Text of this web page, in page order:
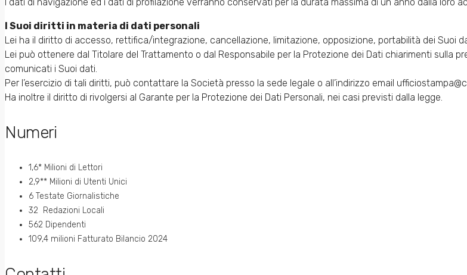
I Suoi diritti in materia di dati personali
Lei ha il diritto di accesso, rettifica/integrazione, cancellazione, limitazione, opposizione, portabilità dei Suoi
Lei può ottenere dal Titolare del Trattamento o dal Responsabile per la Protezione dei Dati chiarimenti sulla
comunicati i Suoi dati.
Per l’esercizio di tali diritti, può contattare la Società presso la sede legale o all’indirizzo email
Ha inoltre il diritto di rivolgersi al Garante per la Protezione dei Dati Personali, nei casi previsti dalla legge.
Numeri
1,6* Milioni di Lettori
2,9** Milioni di Utenti Unici
6 Testate Giornalistiche
32 Redazioni Locali
562 Dipendenti
109,4 milioni Fatturato Bilancio 2024